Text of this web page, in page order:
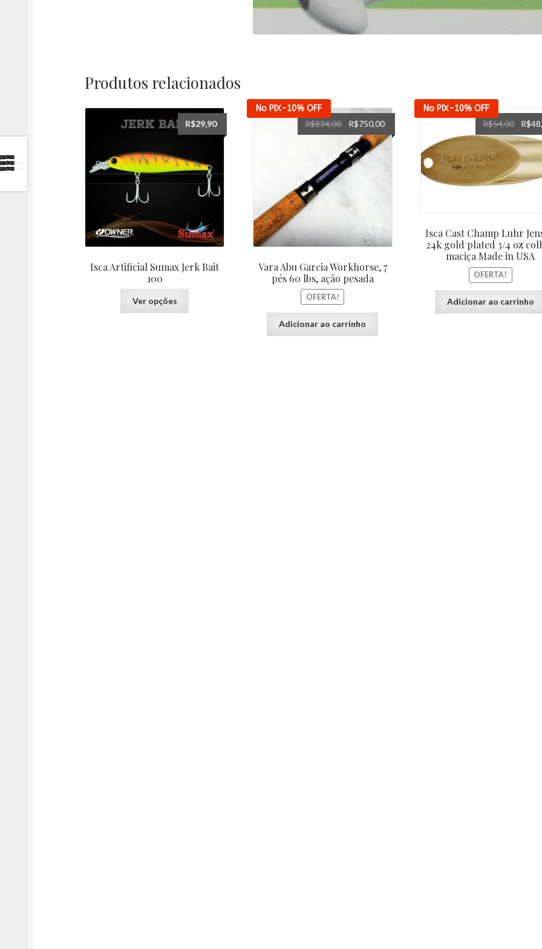
Produtos relacionados
Isca Artificial Sumax Jerk Bait
100
R$29,90
Ver opções
No PIX-10%OFF
Vara Abu Garcia Workhorse, 7
pés 60 lbs, ação pesada
OFERTA!
R$834,00
O
preço
original
era:
R$834,00.
R$750,00O
preço
R$750,00.
Adicionar ao carrinho
No PIX-10% OFF
Isca Cast Champ Luhr
24k gold plated 3/4 oz
maciça Made in USA
OFERTA!
R$54,00
O
preço
era:
R$
Adicionar ao carrinho